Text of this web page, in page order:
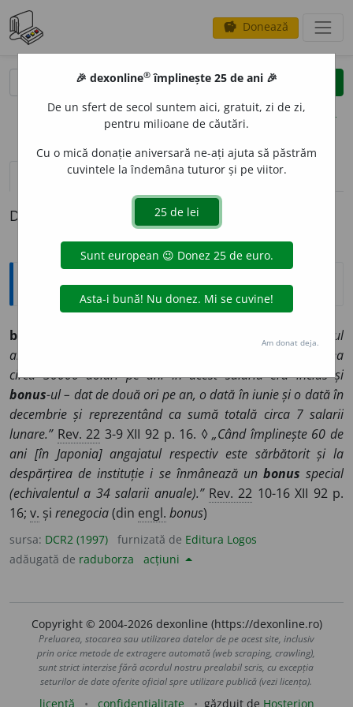
savings Donează
clear
opțiuni
definiții (1) pronunțievolume_up (50)
Definiția cu ID-ul 555459:
Explicative DEX
b
„La 22 de ani, tânărul
angajat al companiei Hitachi, absolvent de facultate, primea
circa 30000 dolari pe an. În acest salariu era inclus și
bonus-ul – dat de două ori pe an, o dată în iunie și o dată în
decembrie și reprezentând ca sumă totală circa 7 salarii
lunare.” Rev. 22 3-9 XII 92 p. 16. ◊„Când împlinește 60 de
ani [în Japonia] angajatul respectiv este sărbătorit și la
despărțirea de instituție i se înmânează un bonus special
(echivalentul a 34 salarii anuale).” Rev. 22 10-16 XII 92 p.
16; v. și renegocia(din engl. bonus)
sursa: DCR2 (1997) furnizată de Editura Logos
adăugată de raduborza acțiuni
Copyright © 2004-2026 dexonline (https://dexonline.ro)
Preluarea, stocarea sau utilizarea datelor de pe acest site, inclusiv
prin orice metode de extragere automată (web scraping, crawling),
sunt strict interzise fără acordul nostru prealabil scris, cu excepția
seturilor de date oferite oficial spre utilizare publică (vezi licența).
licență confidențialitate găzduit de Hosterion
🎉 dexonline® împlinește 25 de ani 🎉
De un sfert de secol suntem aici, gratuit, zi de zi,
pentru milioane de căutări.
Cu o mică donație aniversară ne-ați ajuta să păstrăm
cuvintele la îndemâna tuturor și pe viitor.
Am donat deja.